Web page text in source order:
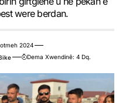
were berdan.
2024
Dema Xwendinê: 4 Dq.